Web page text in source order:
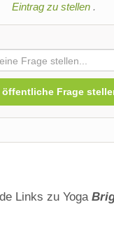
Eintrag zu stellen .
öffentliche Frage
Links zu Yoga